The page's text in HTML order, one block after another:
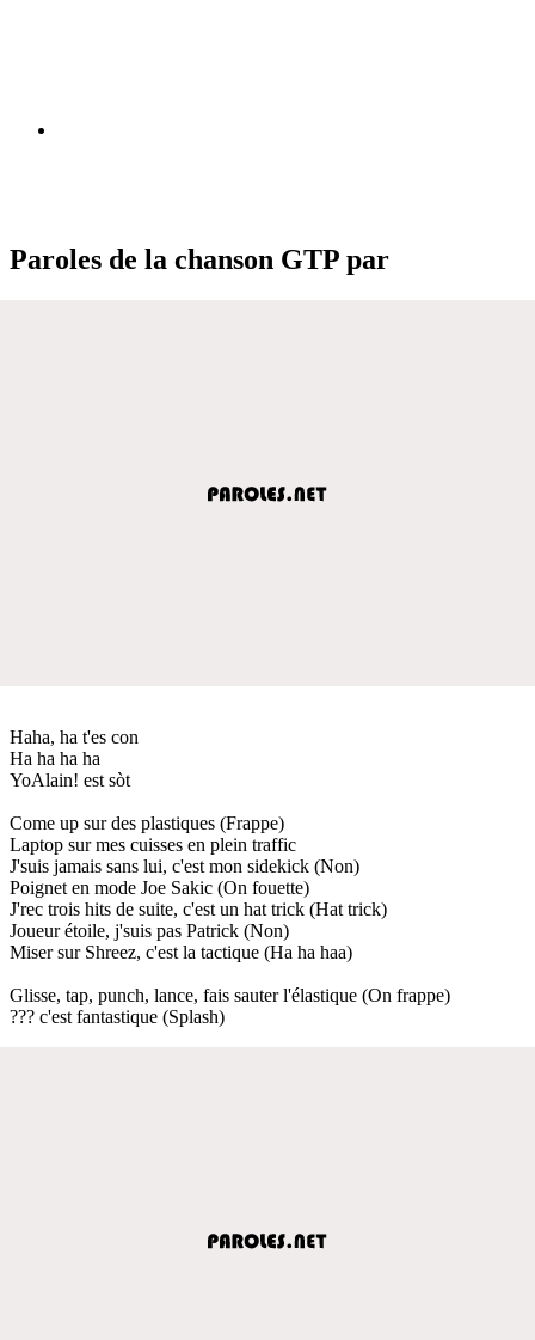
Paroles de la chanson GTP par
Haha, ha t'es con
Ha ha ha ha
YoAlain! est sòt
Come up sur des plastiques (Frappe)
Laptop sur mes cuisses en plein traffic
J'suis jamais sans lui, c'est mon sidekick (Non)
Poignet en mode Joe Sakic (On fouette)
J'rec trois hits de suite, c'est un hat trick (Hat trick)
Joueur étoile, j'suis pas Patrick (Non)
Miser sur Shreez, c'est la tactique (Ha ha haa)
Glisse, tap, punch, lance, fais sauter l'élastique (On frappe)
??? c'est fantastique (Splash)